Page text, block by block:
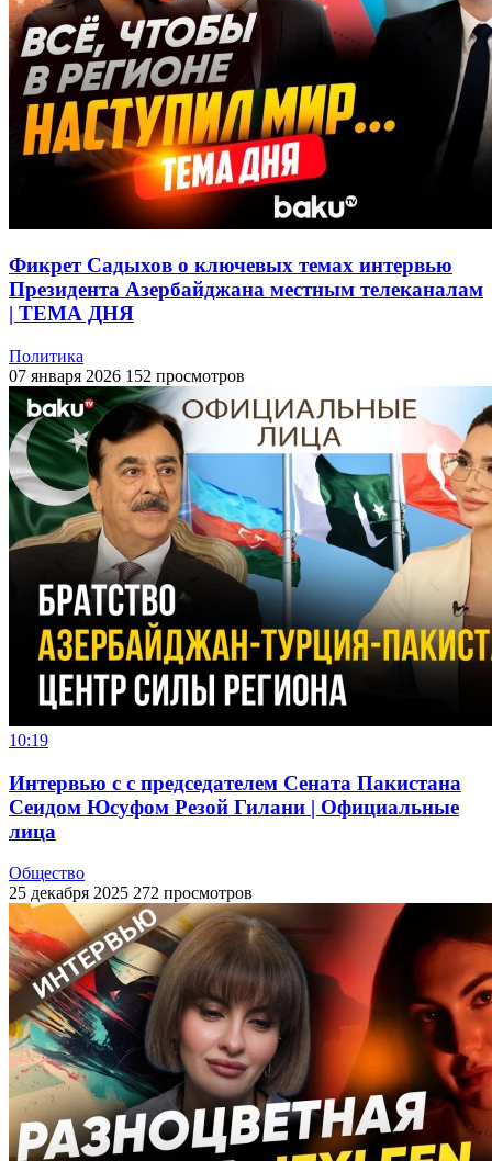
Фикрет Садыхов о ключевых темах интервью
Президента Азербайджана местным телеканалам
| ТЕМА ДНЯ
Политика
07 января 2026 152 просмотров
10:19
Интервью с с председателем Сената Пакистана
Сеидом Юсуфом Резой Гилани | Официальные
лица
Общество
25 декабря 2025 272 просмотров